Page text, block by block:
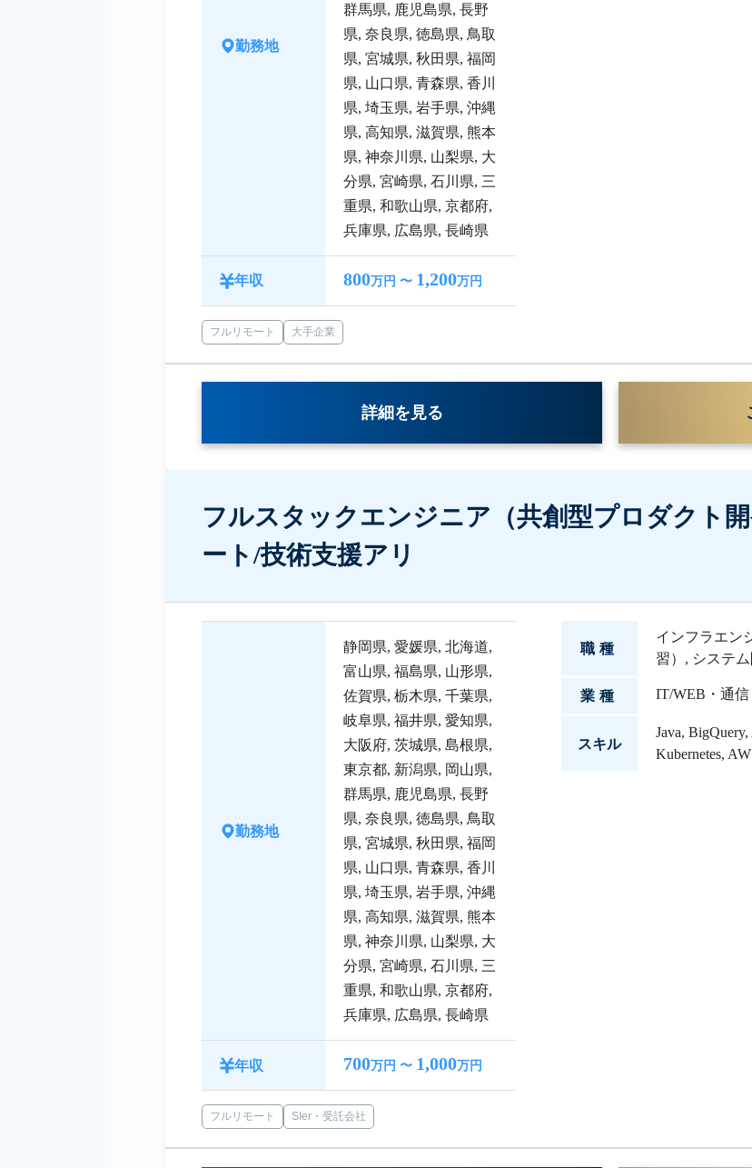
勤務地
群馬県, 鹿児島県, 長野
県, 奈良県, 徳島県, 鳥取
県, 宮城県, 秋田県, 福岡
県, 山口県, 青森県, 香川
県, 埼玉県, 岩手県, 沖縄
県, 高知県, 滋賀県, 熊本
県, 神奈川県, 山梨県, 大
分県, 宮崎県, 石川県, 三
重県, 和歌山県, 京都府,
兵庫県, 広島県, 長崎県
年収 800万円 〜 1,200万円
フルリモート 大手企業
詳細を見る
フルスタックエンジニア（共創型プロダクト
ート/技術支援アリ
勤務地
静岡県, 愛媛県, 北海道,
富山県, 福島県, 山形県,
佐賀県, 栃木県, 千葉県,
岐阜県, 福井県, 愛知県,
大阪府, 茨城県, 島根県,
東京都, 新潟県, 岡山県,
群馬県, 鹿児島県, 長野
県, 奈良県, 徳島県, 鳥取
県, 宮城県, 秋田県, 福岡
県, 山口県, 青森県, 香川
県, 埼玉県, 岩手県, 沖縄
県, 高知県, 滋賀県, 熊本
県, 神奈川県, 山梨県, 大
分県, 宮崎県, 石川県, 三
重県, 和歌山県, 京都府,
兵庫県, 広島県, 長崎県
年収 700万円 〜 1,000万円
フルリモート SIer・受託会社
職種
インフラエン
習） , システ
業種 IT/WEB・通
スキル
Java, BigQuery,
Kubernetes,